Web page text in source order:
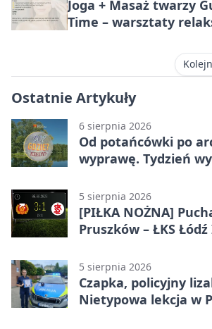
Joga + Masaż twarzy
Time – warsztaty
Ostatnie Artykuły
6 sierpnia 2026
Od potańcówki po
wyprawę. Tydzień
5 sierpnia 2026
[PIŁKA NOŻNA]
Pruszków – ŁKS
5 sierpnia 2026
Czapka, policyjny
Nietypowa lekcja w